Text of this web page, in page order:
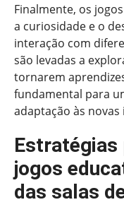
Finalmente, os
a curiosidade e o
interação com
são levadas a
tornarem
fundamental para
adaptação às
Estratégias
jogos
das salas